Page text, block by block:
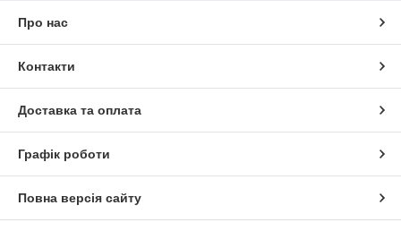
Про нас
Контакти
Доставка та оплата
Графік роботи
Повна версія сайту